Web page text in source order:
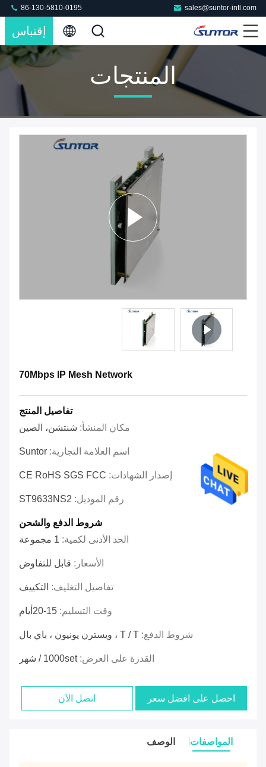
sales@suntor-intl.com
86-130-5810-0195
إقتباس
المنتجات
70Mbps IP Mesh Network
تفاصيل المنتج
مكان المنشأ: شنتشن، الصين
اسم العلامة التجارية: Suntor
إصدار الشهادات: CE RoHS SGS FCC
رقم الموديل: ST9633NS2
شروط الدفع والشحن
الحد الأدنى لكمية: 1 مجموعة
الأسعار: قابل للتفاوض
تفاصيل التغليف: التكييف
وقت التسليم: 15-20أيام
شروط الدفع: T / T ، ويسترن يونيون ، باي بال
القدرة على العرض:1000set / شهر
احصل على افضل سعر اتصل الآن
المواصفات الوصف